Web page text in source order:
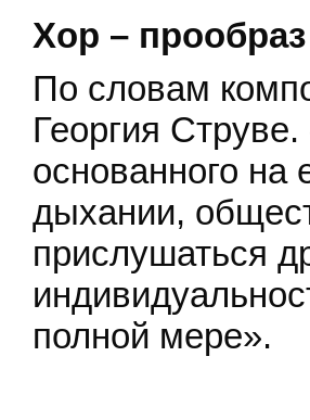
Хор –
По словам
Георгия
основанного
дыхании,
прислушаться
полной мере».